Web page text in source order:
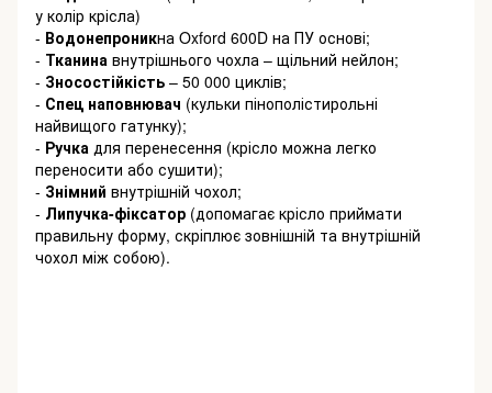
у колір крісла)
- Водонепроникна Oxford 600D на ПУ основі;
- Тканина внутрішнього чохла – щільний нейлон;
- Зносостійкість – 50 000 циклів;
- Спец наповнювач (кульки пінополістирольні
найвищого гатунку);
- Ручка для перенесення (крісло можна легко
переносити або сушити);
- Знімний внутрішній чохол;
- Липучка-фіксатор (допомагає крісло приймати
правильну форму, скріплює зовнішній та внутрішній
чохол між собою).